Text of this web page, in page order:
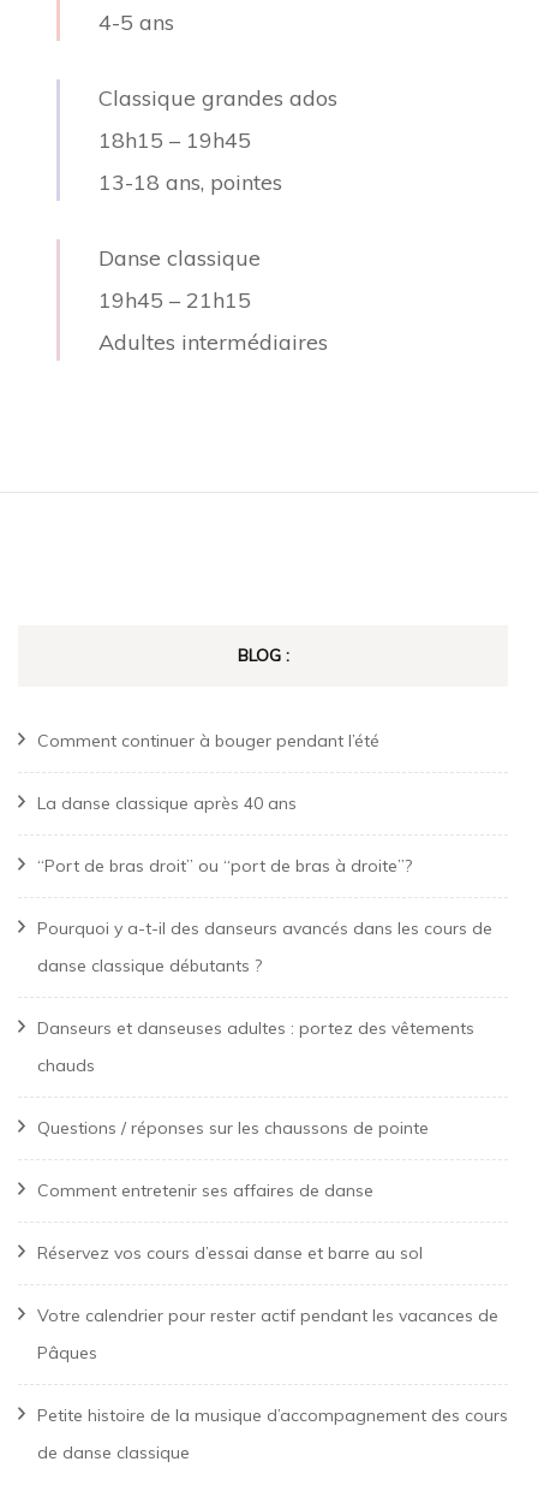
4-5 ans
Classique grandes ados
18h15 – 19h45
13-18 ans, pointes
Danse classique
19h45 – 21h15
Adultes intermédiaires
BLOG :
Comment continuer à bouger pendant l’été
La danse classique après 40 ans
“Port de bras droit” ou “port de bras à droite”?
Pourquoi y a-t-il des danseurs avancés dans les cours de
danse classique débutants ?
Danseurs et danseuses adultes : portez des vêtements
chauds
Questions / réponses sur les chaussons de pointe
Comment entretenir ses affaires de danse
Réservez vos cours d’essai danse et barre au sol
Votre calendrier pour rester actif pendant les vacances de
Pâques
Petite histoire de la musique d’accompagnement des cours
de danse classique